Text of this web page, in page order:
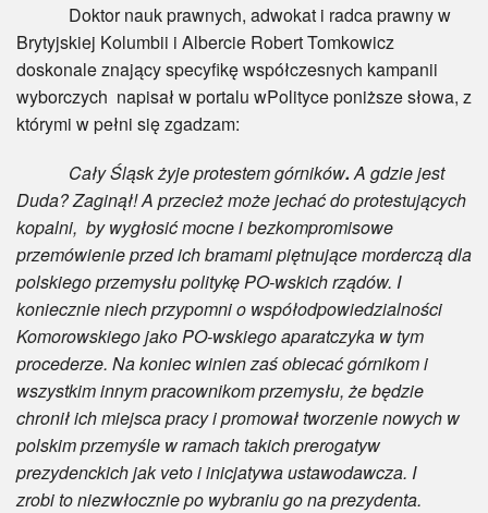
Doktor nauk prawnych, adwokat i radca prawny w
Brytyjskiej Kolumbii i Albercie Robert Tomkowicz
doskonale znający specyfikę współczesnych kampanii
wyborczych napisał w portalu wPolityce poniższe słowa, z
którymi w pełni się zgadzam:
Cały Śląsk żyje protestem górników. A gdzie jest
Duda? Zaginął! A przecież może jechać do protestujących
kopalni, by wygłosić mocne i bezkompromisowe
przemówienie przed ich bramami piętnujące morderczą dla
polskiego przemysłu politykę PO-wskich rządów. I
koniecznie niech przypomni o współodpowiedzialności
Komorowskiego jako PO-wskiego aparatczyka w tym
procederze. Na koniec winien zaś obiecać górnikom i
wszystkim innym pracownikom przemysłu, że będzie
chronił ich miejsca pracy i promował tworzenie nowych w
polskim przemyśle w ramach takich prerogatyw
prezydenckich jak veto i inicjatywa ustawodawcza. I
zrobi to niezwłocznie po wybraniu go na prezydenta.